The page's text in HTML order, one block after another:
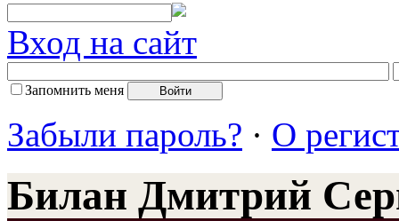
Вход на сайт
Запомнить меня
Забыли пароль? · О
Билан Дмитрий